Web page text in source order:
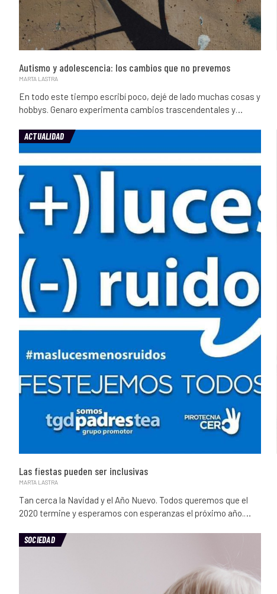
Autismo y adolescencia: los cambios que no prevemos
MARTA LASTRA
En todo este tiempo escribí poco, dejé de lado muchas cosas y
hobbys. Genaro experimenta cambios trascendentales y…
ACTUALIDAD
Las fiestas pueden ser inclusivas
MARTA LASTRA
Tan cerca la Navidad y el Año Nuevo. Todos queremos que el
2020 termine y esperamos con esperanzas el próximo año.…
SOCIEDAD